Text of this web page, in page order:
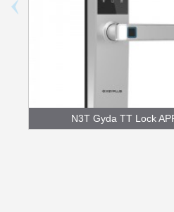
N3T Gyda TT Lock